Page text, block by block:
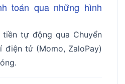
toán qua những hình
tự động qua Chuyển
điện tử (Momo, ZaloPay)